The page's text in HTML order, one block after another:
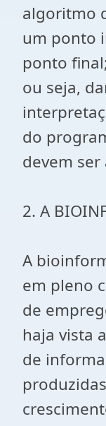
algoritmo
um ponto
ponto
ou seja,
do
devem ser
2. A
A
em pleno
de
haja vista
de